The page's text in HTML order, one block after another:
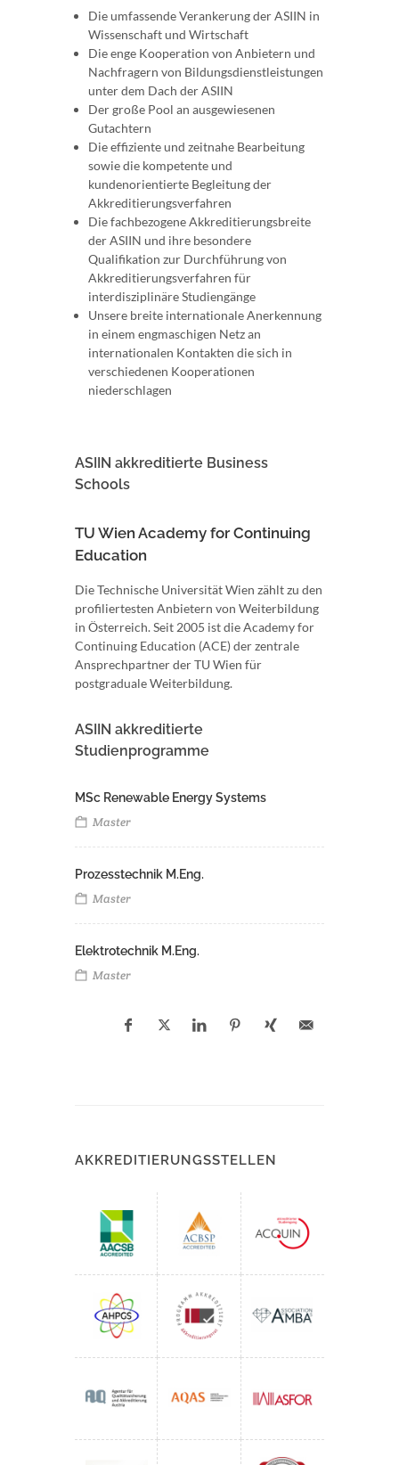
Die umfassende Verankerung der ASIIN in
Wissenschaft und Wirtschaft
Die enge Kooperation von Anbietern und
Nachfragern von Bildungsdienstleistungen
unter dem Dach der ASIIN
Der große Pool an ausgewiesenen
Gutachtern
Die effiziente und zeitnahe Bearbeitung
sowie die kompetente und
kundenorientierte Begleitung der
Akkreditierungsverfahren
Die fachbezogene Akkreditierungsbreite
der ASIIN und ihre besondere
Qualifikation zur Durchführung von
Akkreditierungsverfahren für
interdisziplinäre Studiengänge
Unsere breite internationale Anerkennung
in einem engmaschigen Netz an
internationalen Kontakten die sich in
verschiedenen Kooperationen
niederschlagen
ASIIN akkreditierte Business
Schools
TU Wien Academy for Continuing
Education
Die Technische Universität Wien zählt zu den
profiliertesten Anbietern von Weiterbildung
in Österreich. Seit 2005 ist die Academy for
Continuing Education (ACE) der zentrale
Ansprechpartner der TU Wien für
postgraduale Weiterbildung.
ASIIN akkreditierte
Studienprogramme
MSc Renewable Energy Systems
Master
Prozesstechnik M.Eng.
Master
Elektrotechnik M.Eng.
Master
AKKREDITIERUNGSSTELLEN